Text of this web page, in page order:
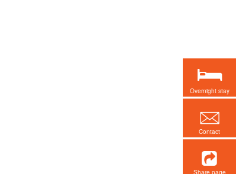
Overnight stay
Contact
Share page